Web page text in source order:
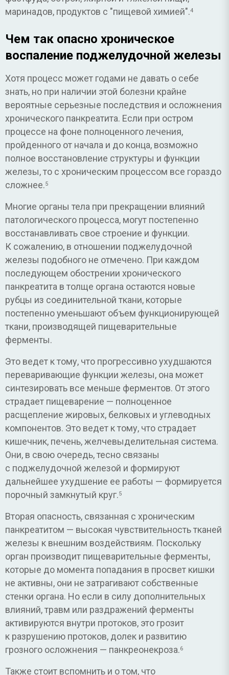
маринадов, продуктов с "пищевой химией".4
Чем так опасно хроническое
воспаление поджелудочной железы
Хотя процесс может годами не давать о себе
знать, но при наличии этой болезни крайне
вероятные серьезные последствия и осложнения
хронического панкреатита. Если при остром
процессе на фоне полноценного лечения,
пройденного от начала и до конца, возможно
полное восстановление структуры и функции
железы, то с хроническим процессом все гораздо
сложнее.5
Многие органы тела при прекращении влияний
патологического процесса, могут постепенно
восстанавливать свое строение и функции.
К сожалению, в отношении поджелудочной
железы подобного не отмечено. При каждом
последующем обострении хронического
панкреатита в толще органа остаются новые
рубцы из соединительной ткани, которые
постепенно уменьшают объем функционирующей
ткани, производящей пищеварительные
ферменты.
Это ведет к тому, что прогрессивно ухудшаются
переваривающие функции железы, она может
синтезировать все меньше ферментов. От этого
страдает пищеварение — полноценное
расщепление жировых, белковых и углеводных
компонентов. Это ведет к тому, что страдает
кишечник, печень, желчевыделительная система.
Они, в свою очередь, тесно связаны
с поджелудочной железой и формируют
дальнейшее ухудшение ее работы — формируется
порочный замкнутый круг.5
Вторая опасность, связанная с хроническим
панкреатитом — высокая чувствительность тканей
железы к внешним воздействиям. Поскольку
орган производит пищеварительные ферменты,
которые до момента попадания в просвет кишки
не активны, они не затрагивают собственные
стенки органа. Но если в силу дополнительных
влияний, травм или раздражений ферменты
активируются внутри протоков, это грозит
к разрушению протоков, долек и развитию
грозного осложнения — панкреонекроза.6
Также стоит вспомнить и о том, что